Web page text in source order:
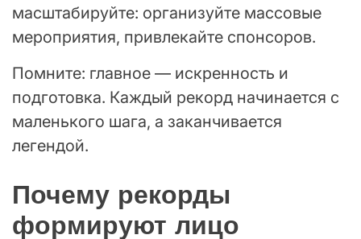
масштабируйте: организуйте массовые
мероприятия, привлекайте спонсоров.
Помните: главное — искренность и
подготовка. Каждый рекорд начинается с
маленького шага, а заканчивается
легендой.
Почему рекорды
формируют лицо